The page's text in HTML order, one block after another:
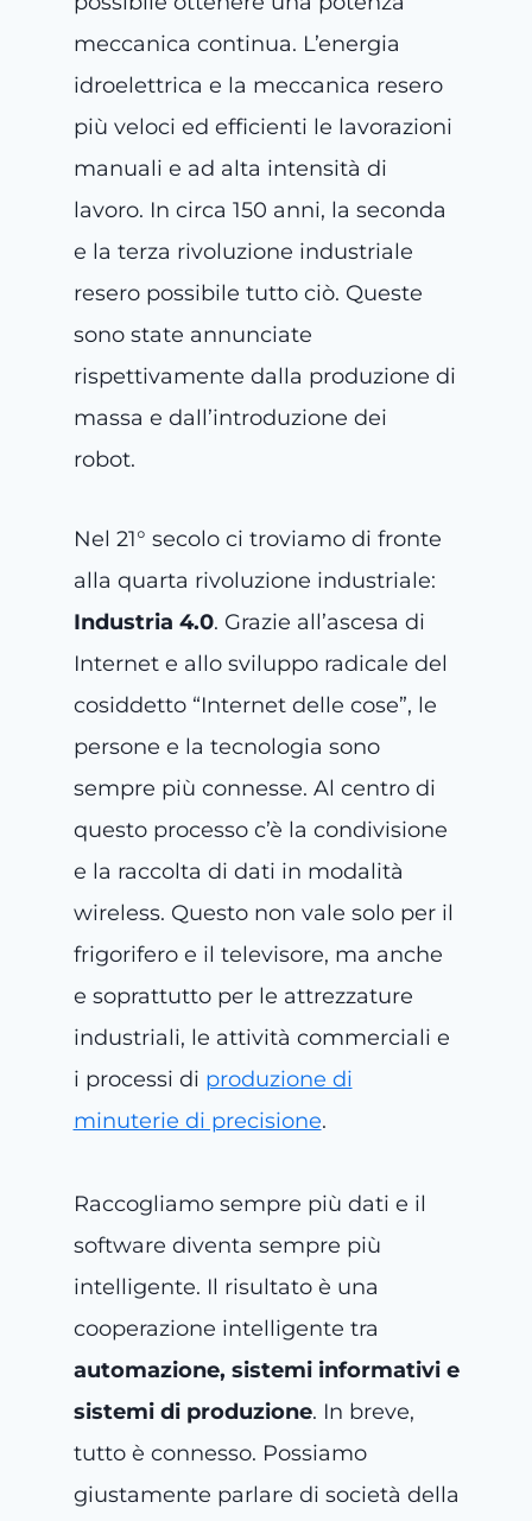
meccanica continua. L’energia
idroelettrica e la meccanica resero
più veloci ed efficienti le lavorazioni
manuali e ad alta intensità di
lavoro. In circa 150 anni, la seconda
e la terza rivoluzione industriale
resero possibile tutto ciò. Queste
sono state annunciate
rispettivamente dalla produzione di
massa e dall’introduzione dei
robot.
Nel 21° secolo ci troviamo di fronte
alla quarta rivoluzione industriale:
Industria 4.0. Grazie all’ascesa di
Internet e allo sviluppo radicale del
cosiddetto “Internet delle cose”, le
persone e la tecnologia sono
sempre più connesse. Al centro di
questo processo c’è la condivisione
e la raccolta di dati in modalità
wireless. Questo non vale solo per il
frigorifero e il televisore, ma anche
e soprattutto per le attrezzature
industriali, le attività commerciali e
i processi di produzione di
minuterie di precisione.
Raccogliamo sempre più dati e il
software diventa sempre più
intelligente. Il risultato è una
cooperazione intelligente tra
automazione, sistemi informativi e
sistemi di produzione. In breve,
tutto è connesso. Possiamo
giustamente parlare di società della